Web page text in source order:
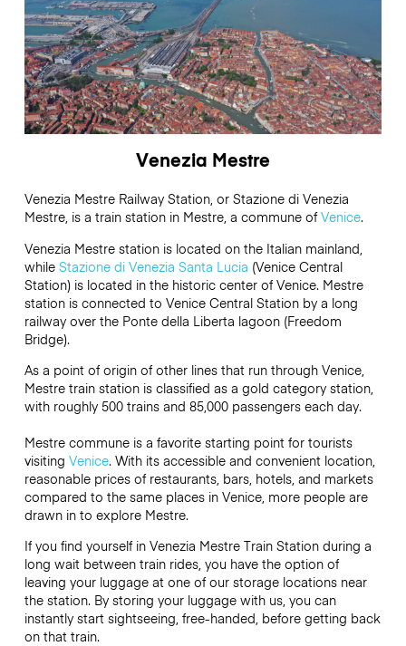
Venezia Mestre
Venezia Mestre Railway Station, or Stazione di Venezia
Mestre, is a train station in Mestre, a commune ofVenice.
Venezia Mestre station is located on the Italian mainland,
while Stazione di Venezia Santa Lucia (Venice Central
Station) is located in the historic center of Venice. Mestre
station is connected to Venice Central Station by a long
railway over the Ponte della Liberta lagoon (Freedom
Bridge).
As a point of origin of other lines that run through Venice,
Mestre train station is classified as a gold category station,
with roughly 500 trains and 85,000 passengers each day.
Mestre commune is a favorite starting point for tourists
visiting Venice. With its accessible and convenient location,
reasonable prices of restaurants, bars, hotels, and markets
compared to the same places in Venice, more people are
drawn in to explore Mestre.
If you find yourself in Venezia Mestre Train Station during a
long wait between train rides, you have the option of
leaving your luggage at one of our storage locations near
the station. By storing your luggage with us, you can
instantly start sightseeing, free-handed, before getting back
on that train.